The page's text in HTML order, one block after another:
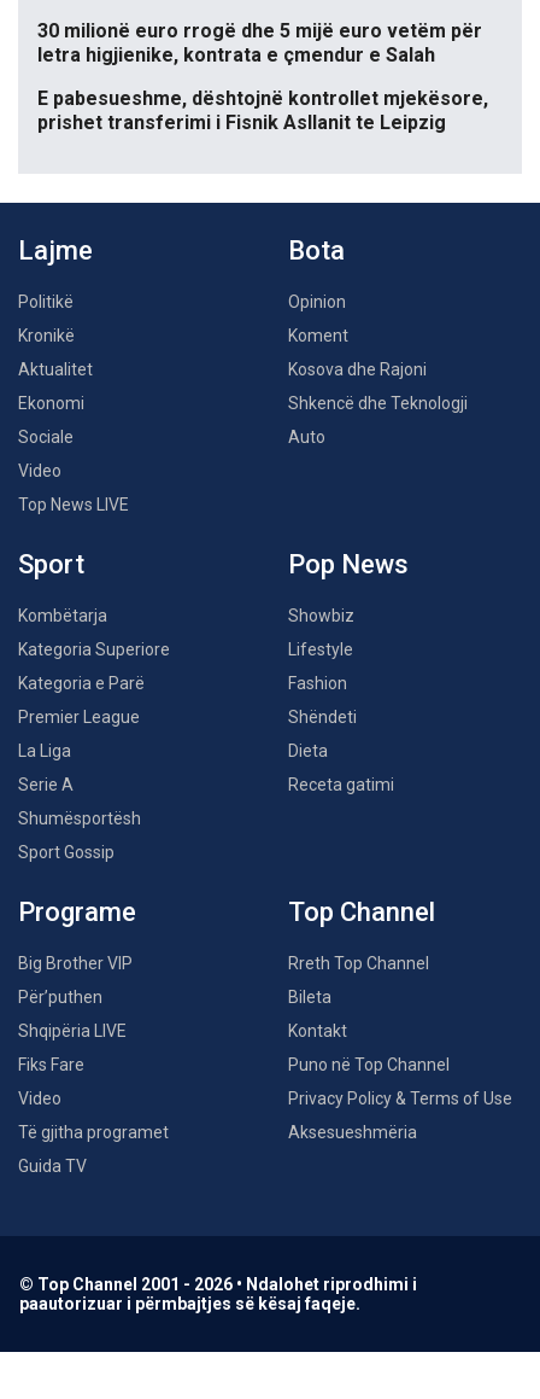
30 milionë euro rrogë dhe 5 mijë euro vetëm për
letra higjienike, kontrata e çmendur e Salah
E pabesueshme, dështojnë kontrollet mjekësore,
prishet transferimi i Fisnik Asllanit te Leipzig
Lajme
Politikë
Kronikë
Aktualitet
Ekonomi
Sociale
Video
Top News LIVE
Bota
Opinion
Koment
Kosova dhe Rajoni
Shkencë dhe Teknologji
Auto
Sport
Kombëtarja
Kategoria Superiore
Kategoria e Parë
Premier League
La Liga
Serie A
Shumësportësh
Sport Gossip
Pop News
Showbiz
Lifestyle
Fashion
Shëndeti
Dieta
Receta gatimi
Programe
Big Brother VIP
Për’puthen
Shqipëria LIVE
Fiks Fare
Video
Të gjitha programet
Guida TV
Top Channel
Rreth Top Channel
Bileta
Kontakt
Puno në Top Channel
Privacy Policy & Terms of Use
Aksesueshmëria
© Top Channel 2001 - 2026 • Ndalohet riprodhimi i
paautorizuar i përmbajtjes së kësaj faqeje.